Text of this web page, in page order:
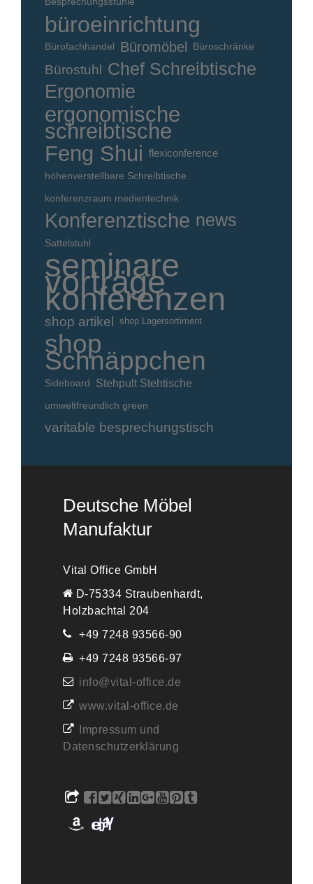
büroeinrichtung
Bürofachhandel Büromöbel Büroschränke
Bürostuhl Chef Schreibtische
Ergonomie
ergonomische
schreibtische
Feng Shui flexiconference
höhenverstellbare Schreibtische
konferenzraum medientechnik
Konferenztische news
Sattelstuhl
seminare
vorträge
konferenzen
shop artikel shop Lagersortiment
shop
Schnäppchen
Sideboard Stehpult Stehtische
umweltfreundlich green
varitable besprechungstisch
Deutsche Möbel
Manufaktur
Vital Office GmbH
D-75334 Straubenhardt,
Holzbachtal 204
+49 7248 93566-90
+49 7248 93566-97
info@vital-office.de
www.vital-office.de
Impressum und
Datenschutzerklärung